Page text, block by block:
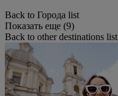
Back to Города list
Показать еще (9)
Back to other destinations list